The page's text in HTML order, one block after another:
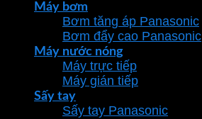
Máy bơm
Bơm tăng áp Panasonic
Bơm đẩy cao Panasonic
Máy nước nóng
Máy trực tiếp
Máy gián tiếp
Sấy tay
Sấy tay Panasonic